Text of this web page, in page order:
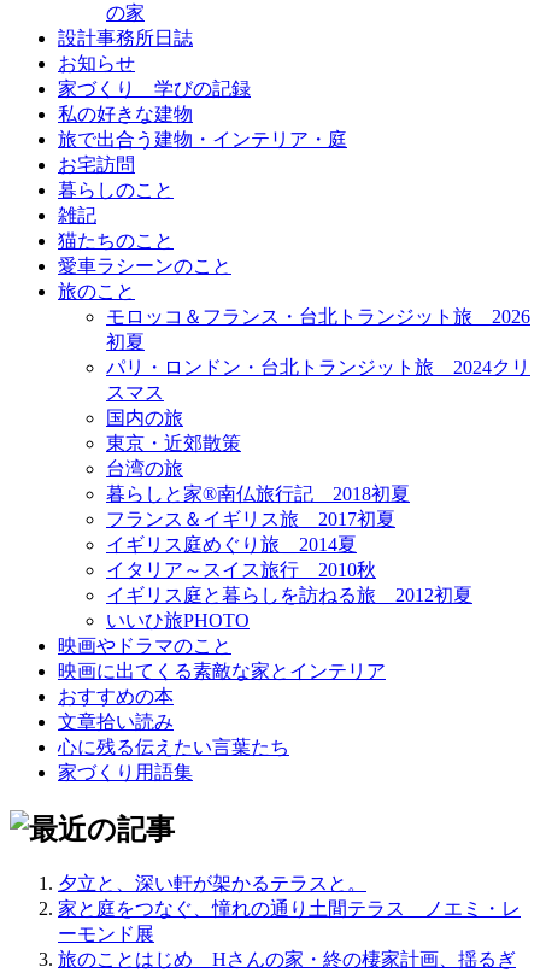
の家
設計事務所日誌
お知らせ
家づくり 学びの記録
私の好きな建物
旅で出合う建物・インテリア・庭
お宅訪問
暮らしのこと
雑記
猫たちのこと
愛車ラシーンのこと
旅のこと
モロッコ＆フランス・台北トランジット旅＿2026
初夏
パリ・ロンドン・台北トランジット旅＿2024クリ
スマス
国内の旅
東京・近郊散策
台湾の旅
暮らしと家®南仏旅行記＿2018初夏
フランス＆イギリス旅＿2017初夏
イギリス庭めぐり旅＿2014夏
イタリア～スイス旅行 2010秋
イギリス庭と暮らしを訪ねる旅＿2012初夏
いいひ旅PHOTO
映画やドラマのこと
映画に出てくる素敵な家とインテリア
おすすめの本
文章拾い読み
心に残る伝えたい言葉たち
家づくり用語集
夕立と、深い軒が架かるテラスと。
家と庭をつなぐ、憧れの通り土間テラス＿ノエミ・レ
ーモンド展
旅のことはじめ＿Hさんの家・終の棲家計画、揺るぎ